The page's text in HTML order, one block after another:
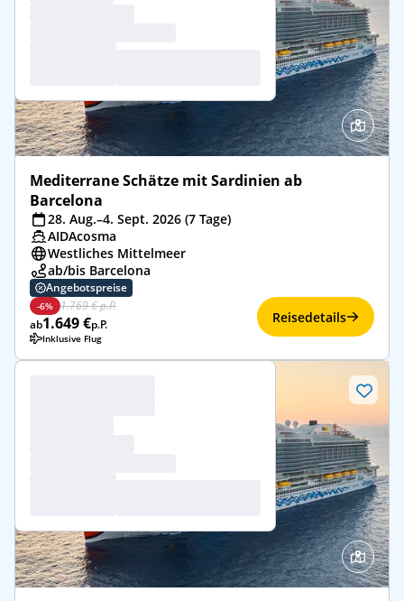
Mediterrane Schätze mit Sardinien ab
Barcelona
28. Aug.–4. Sept. 2026 (7 Tage)
AIDAcosma
Westliches Mittelmeer
ab/bis Barcelona
Angebotspreise
-6% 1.769 € p.P.
ab1.649 €p.P.
Inklusive Flug
Reisedetails